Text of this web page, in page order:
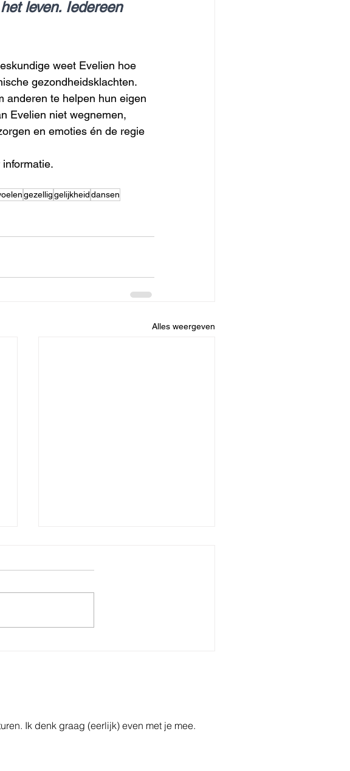
leven. Iedereen
weet Evelien hoe
gezondheidsklachten.
anderen te helpen hun eigen
Evelien niet wegnemen,
en emoties én de regie
gezelliggelijkheiddansen
Alles weergeven
Ik denk graag (eerlijk) even met je mee.